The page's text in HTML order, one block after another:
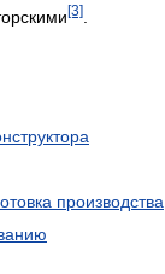
[3]
производства